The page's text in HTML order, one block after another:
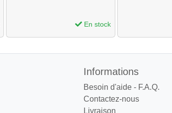
En stock
Informations
Besoin d'aide - F.A.Q.
Contactez-nous
Livraison